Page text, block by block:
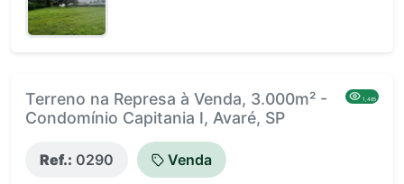
Terreno na Represa à Venda, 3.000m² -
Condomínio Capitania I, Avaré, SP
1,485
Ref.: 0290 Venda